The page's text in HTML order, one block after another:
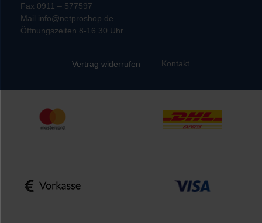
Fax 0911 – 577597
Mail info@netproshop.de
Öffnungszeiten 8-16.30 Uhr
Vertrag widerrufen Kontakt